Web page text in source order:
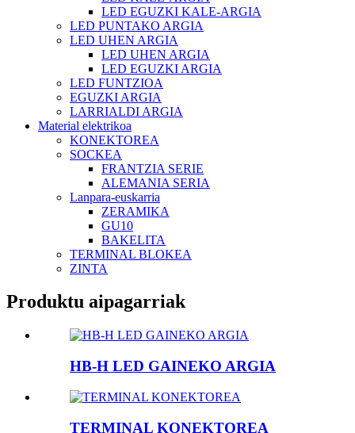
LED EGUZKI KALE-ARGIA
LED PUNTAKO ARGIA
LED UHEN ARGIA
LED UHEN ARGIA
LED EGUZKI ARGIA
LED FUNTZIOA
EGUZKI ARGIA
LARRIALDI ARGIA
Material elektrikoa
KONEKTOREA
SOCKEA
FRANTZIA SERIE
ALEMANIA SERIA
Lanpara-euskarria
ZERAMIKA
GU10
BAKELITA
TERMINAL BLOKEA
ZINTA
Produktu aipagarriak
HB-H LED GAINEKO ARGIA
TERMINAL KONEKTOREA